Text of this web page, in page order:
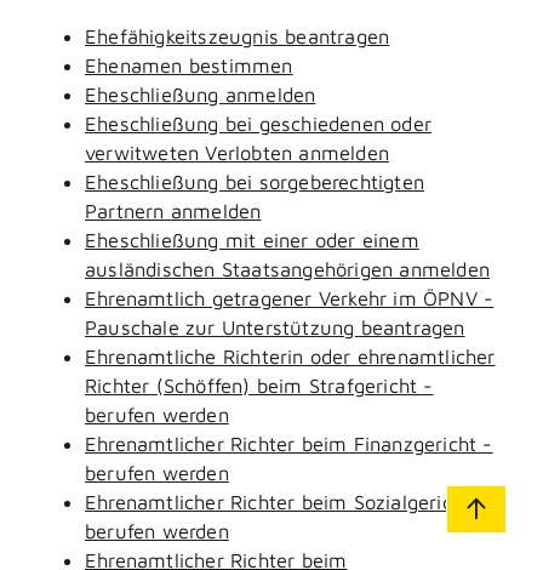
Ehefähigkeitszeugnis beantragen
Ehenamen bestimmen
Eheschließung anmelden
Eheschließung bei geschiedenen oder
verwitweten Verlobten anmelden
Eheschließung bei sorgeberechtigten
Partnern anmelden
Eheschließung mit einer oder einem
ausländischen Staatsangehörigen anmelden
Ehrenamtlich getragener Verkehr im ÖPNV -
Pauschale zur Unterstützung beantragen
Ehrenamtliche Richterin oder ehrenamtlicher
Richter (Schöffen) beim Strafgericht -
berufen werden
Ehrenamtlicher Richter beim Finanzgericht -
berufen werden
Ehrenamtlicher Richter beim Sozialgericht -
berufen werden
Ehrenamtlicher Richter beim